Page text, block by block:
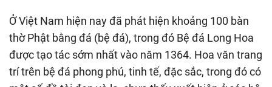
Ở Việt Nam hiện nay đã phát hiện khoảng 100 bàn
thờ Phật bằng đá (bệ đá), trong đó Bệ đá Long Hoa
được tạo tác sớm nhất vào năm 1364. Hoa văn trang
trí trên bệ đá phong phú, tinh tế, đặc sắc, trong đó có